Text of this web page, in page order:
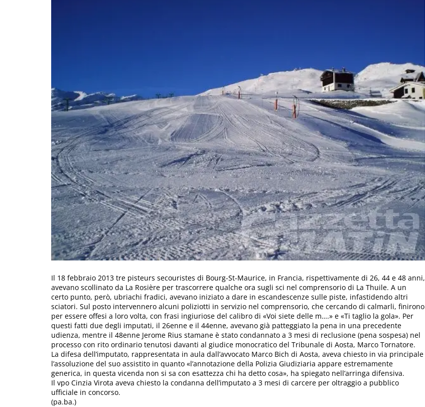
Il 18 febbraio 2013 tre pisteurs secouristes di Bourg-St-Maurice, in Francia, rispettivamente di 26, 44 e 48 anni,
avevano scollinato da La Rosière per trascorrere qualche ora sugli sci nel comprensorio di La Thuile. A un
certo punto, però, ubriachi fradici, avevano iniziato a dare in escandescenze sulle piste, infastidendo altri
sciatori. Sul posto intervennero alcuni poliziotti in servizio nel comprensorio, che cercando di calmarli, finirono
per essere offesi a loro volta, con frasi ingiuriose del calibro di «Voi siete delle m….» e «Ti taglio la gola». Per
questi fatti due degli imputati, il 26enne e il 44enne, avevano già patteggiato la pena in una precedente
udienza, mentre il 48enne Jerome Rius stamane è stato condannato a 3 mesi di reclusione (pena sospesa) nel
processo con rito ordinario tenutosi davanti al giudice monocratico del Tribunale di Aosta, Marco Tornatore.
La difesa dell’imputato, rappresentata in aula dall’avvocato Marco Bich di Aosta, aveva chiesto in via principale
l’assoluzione del suo assistito in quanto «l’annotazione della Polizia Giudiziaria appare estremamente
generica, in questa vicenda non si sa con esattezza chi ha detto cosa», ha spiegato nell’arringa difensiva.
Il vpo Cinzia Virota aveva chiesto la condanna dell’imputato a 3 mesi di carcere per oltraggio a pubblico
ufficiale in concorso.
(pa.ba.)